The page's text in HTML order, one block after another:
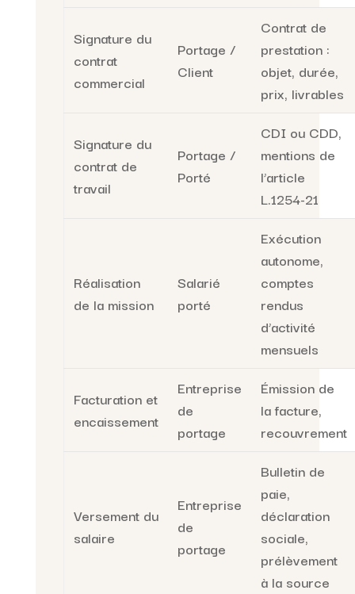
Signature du
contrat
commercial
Portage /
Client
Contrat de
prestation :
objet, durée,
prix, livrables
Signature du
contrat de
travail
Portage /
Porté
CDI ou CDD,
mentions de
l’article
L.1254-21
Réalisation
de la mission
Salarié
porté
Exécution
autonome,
comptes
rendus
d’activité
mensuels
Facturation et
encaissement
Entreprise
de
portage
Émission de
la facture,
recouvrement
Versement du
salaire
Entreprise
de
portage
Bulletin de
paie,
déclaration
sociale,
prélèvement
à la source